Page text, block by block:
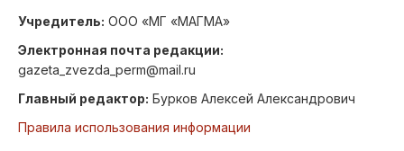
Учредитель: ООО «МГ «МАГМА»
Электронная почта редакции:
gazeta_zvezda_perm@mail.ru
Главный редактор: Бурков Алексей Александрович
Правила использования информации